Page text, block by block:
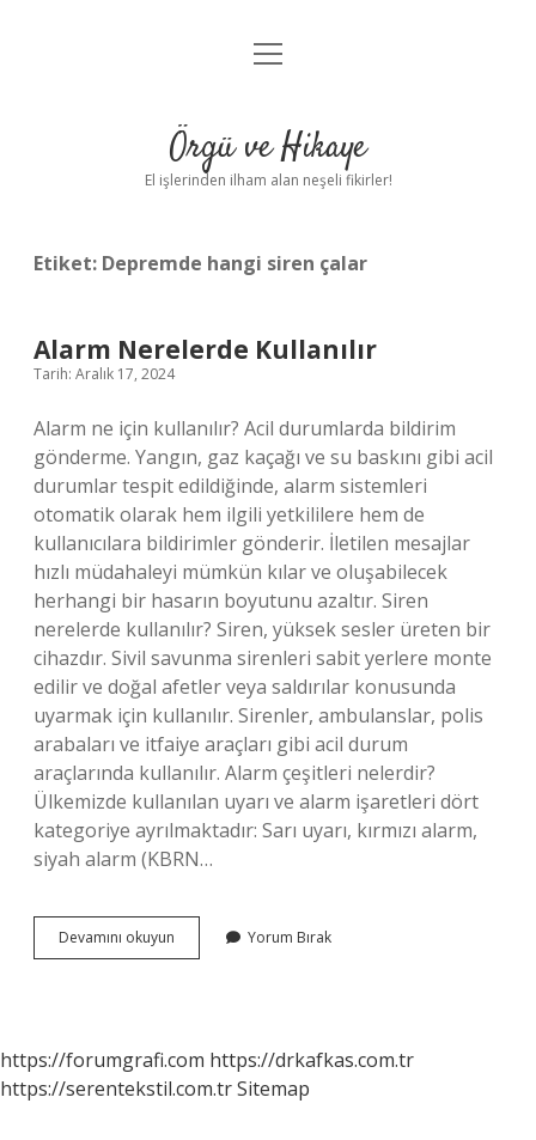
Anasayfa
Yasal Uyarı
menüyü
Örgü ve Hikaye
El işlerinden ilham alan neşeli fikirler!
Etiket: Depremde hangi siren çalar
Alarm Nerelerde Kullanılır
Tarih: Aralık 17, 2024
Alarm ne için kullanılır? Acil durumlarda bildirim
gönderme. Yangın, gaz kaçağı ve su baskını gibi acil
durumlar tespit edildiğinde, alarm sistemleri
otomatik olarak hem ilgili yetkililere hem de
kullanıcılara bildirimler gönderir. İletilen mesajlar
hızlı müdahaleyi mümkün kılar ve oluşabilecek
herhangi bir hasarın boyutunu azaltır. Siren
nerelerde kullanılır? Siren, yüksek sesler üreten bir
cihazdır. Sivil savunma sirenleri sabit yerlere monte
edilir ve doğal afetler veya saldırılar konusunda
uyarmak için kullanılır. Sirenler, ambulanslar, polis
arabaları ve itfaiye araçları gibi acil durum
araçlarında kullanılır. Alarm çeşitleri nelerdir?
Ülkemizde kullanılan uyarı ve alarm işaretleri dört
kategoriye ayrılmaktadır: Sarı uyarı, kırmızı alarm,
siyah alarm (KBRN…
Devamını okuyun
Nerelerde
Yorum Bırak
https://forumgrafi.com https://drkafkas.com.tr
https://serentekstil.com.trSitemap